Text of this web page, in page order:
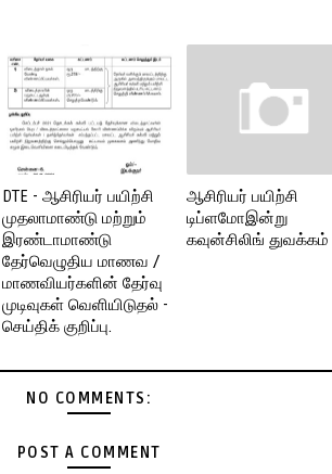
DTE - ஆசிரியர் பயிற்சி
முதலாமாண்டு மற்றும்
இரண்டாமாண்டு
தேர்வெழுதிய மாணவ /
மாணவியர்களின் தேர்வு
முடிவுகள் வெளியிடுதல் -
செய்திக் குறிப்பு.
ஆசிரியர் பயிற்சி
டிப்ளமோஇன்று
கவுன்சிலிங் துவக்கம்
NO COMMENTS:
POST A COMMENT